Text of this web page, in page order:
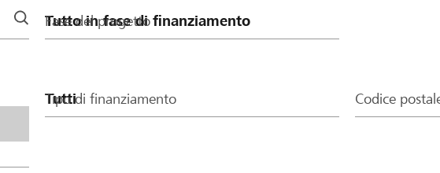
Fase del progetto
Tipo di finanziamento Codice